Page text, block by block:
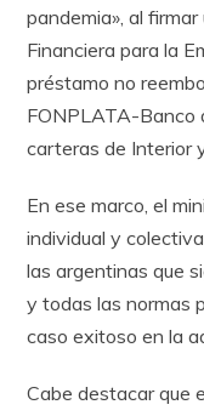
pandemia», al
Financiera para la
préstamo no
FONPLATA-Banco
carteras de Interior
En ese marco, el
individual y
las argentinas que
y todas las normas
caso exitoso en la
Cabe destacar que